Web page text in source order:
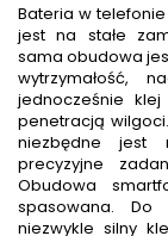
Bateria w telefonie
jest na stałe
sama obudowa
wytrzymałość,
jednocześnie
penetracją
niezbędne jest
precyzyjne
Obudowa
spasowana. Do
niezwykle silny